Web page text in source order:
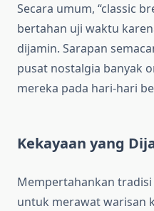
Secara umum, “classic
bertahan uji waktu
dijamin. Sarapan
pusat nostalgia banyak
mereka pada hari-hari
Kekayaan yang
Mempertahankan
untuk merawat warisan